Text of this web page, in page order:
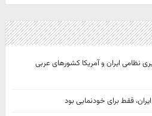
نظامی ایران و آمریکا کشور‌های عربی
فقط برای خودنمایی بود